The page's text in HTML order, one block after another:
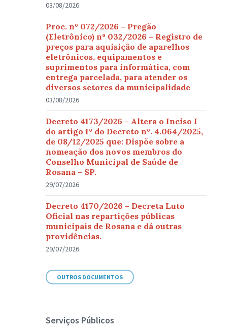
03/08/2026
Proc. nº 072/2026 – Pregão
(Eletrônico) nº 032/2026 – Registro de
preços para aquisição de aparelhos
eletrônicos, equipamentos e
suprimentos para informática, com
entrega parcelada, para atender os
diversos setores da municipalidade
03/08/2026
Decreto 4173/2026 – Altera o Inciso I
do artigo 1º do Decreto nº. 4.064/2025,
de 08/12/2025 que: Dispõe sobre a
nomeação dos novos membros do
Conselho Municipal de Saúde de
Rosana – SP.
29/07/2026
Decreto 4170/2026 – Decreta Luto
Oficial nas repartições públicas
municipais de Rosana e dá outras
providências.
29/07/2026
OUTROS DOCUMENTOS
Serviços Públicos